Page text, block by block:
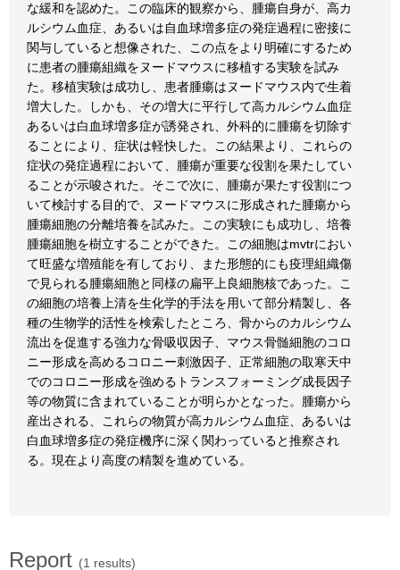
な緩和を認めた。この臨床的観察から、腫瘍自身が、高カ
ルシウム血症、あるいは自血球増多症の発症過程に密接に
関与していると想像された、この点をより明確にするため
に患者の腫瘍組織をヌードマウスに移植する実験を試み
た。移植実験は成功し、患者腫瘍はヌードマウス内で生着
増大した。しかも、その増大に平行して高カルシウム血症
あるいは白血球増多症が誘発され、外科的に腫瘍を切除す
ることにより、症状は軽快した。この結果より、これらの
症状の発症過程において、腫瘍が重要な役割を果たしてい
ることが示唆された。そこで次に、腫瘍が果たす役割につ
いて検討する目的で、ヌードマウスに形成された腫瘍から
腫瘍細胞の分離培養を試みた。この実験にも成功し、培養
腫瘍細胞を樹立することができた。この細胞はmvtrにおい
て旺盛な増殖能を有しており、また形態的にも疫理組織傷
で見られる腫瘍細胞と同様の扁平上良細胞核であった。こ
の細胞の培養上清を生化学的手法を用いて部分精製し、各
種の生物学的活性を検索したところ、骨からのカルシウム
流出を促進する強力な骨吸収因子、マウス骨髄細胞のコロ
ニー形成を高めるコロニー刺激因子、正常細胞の取寒天中
でのコロニー形成を強めるトランスフォーミング成長因子
等の物質に含まれていることが明らかとなった。腫瘍から
産出される、これらの物質が高カルシウム血症、あるいは
白血球増多症の発症機序に深く関わっていると推察され
る。現在より高度の精製を進めている。
Report (1 results)